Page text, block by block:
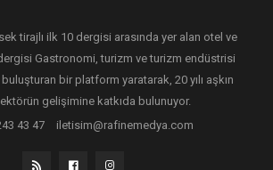
tirajlı ilk 10 dergisi arasında yer alan otel ve
Gastronomi, turizm ve turizm endüstrisi
bir platform yaratarak, 20 yılı aşkın
gelişimine katkıda bulunuyor.
43 47
iletisim@rafinemedya.com